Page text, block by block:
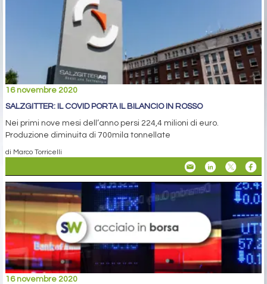
16 novembre 2020
SALZGITTER: IL COVID PORTA IL BILANCIO IN ROSSO
Nei primi nove mesi dell’anno persi 224,4 milioni di euro.
Produzione diminuita di 700mila tonnellate
di Marco Torricelli
16 novembre 2020